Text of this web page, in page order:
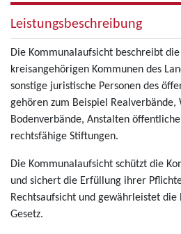
Leistungsbeschreibung
Die Kommunalaufsicht beschreibt
kreisangehörigen Kommunen des
sonstige juristische Personen des
gehören zum Beispiel Realverbände,
Bodenverbände, Anstalten
rechtsfähige Stiftungen.
Die Kommunalaufsicht schützt die
und sichert die Erfüllung ihrer
Rechtsaufsicht und gewährleistet die
Gesetz.